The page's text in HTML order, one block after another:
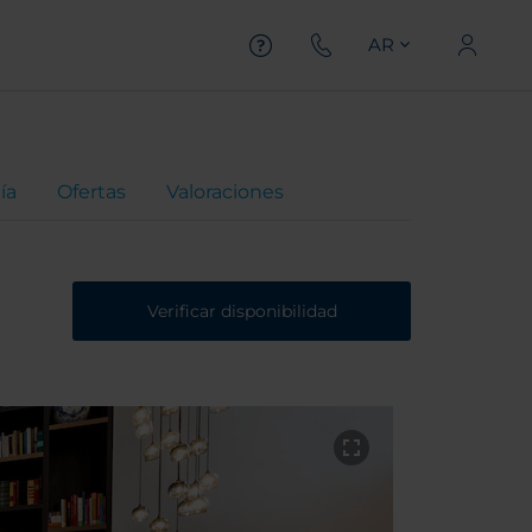
AR
Ofertas Valoraciones
Verificar disponibilidad